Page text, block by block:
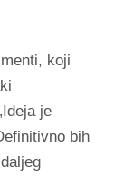
koji
je
bih